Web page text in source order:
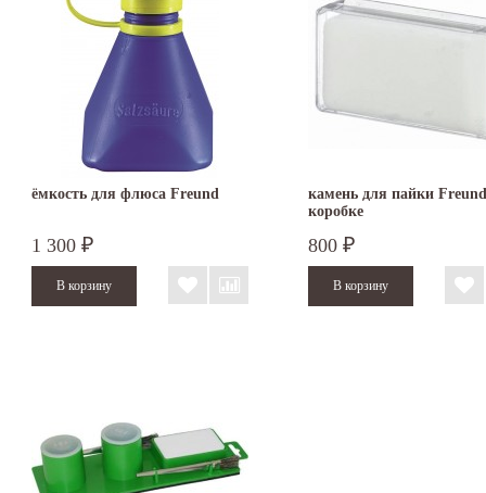
ёмкость для флюса Freund
1 300 ₽
камень для пайки
коробке
800 ₽